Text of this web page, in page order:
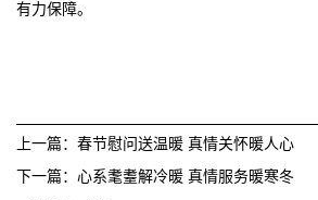
有力保障。
上一篇：春节慰问送温暖 真情关怀暖人心
下一篇：心系耄耋解冷暖 真情服务暖寒冬